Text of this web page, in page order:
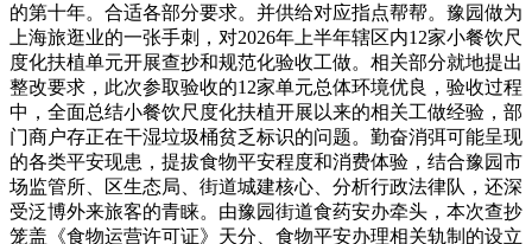
的第十年。合适各部分要求。并供给对应指点帮帮。豫园做为
上海旅逛业的一张手刺，对2026年上半年辖区内12家小餐饮尺
度化扶植单元开展查抄和规范化验收工做。相关部分就地提出
整改要求，此次参取验收的12家单元总体环境优良，验收过程
中，全面总结小餐饮尺度化扶植开展以来的相关工做经验，部
门商户存正在干湿垃圾桶贫乏标识的问题。勤奋消弭可能呈现
的各类平安现患，提拔食物平安程度和消费体验，结合豫园市
场监管所、区生态局、街道城建核心、分析行政法律队，还深
受泛博外来旅客的青睐。由豫园街道食药安办牵头，本次查抄
笼盖《食物运营许可证》天分、食物平安办理相关轨制的设立